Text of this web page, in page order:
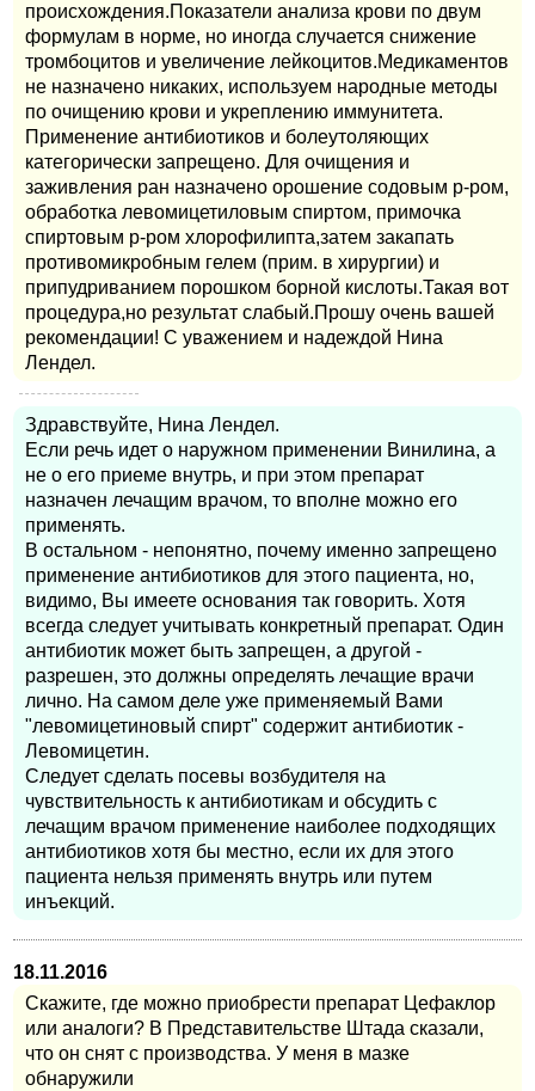
происхождения.Показатели анализа крови по двум
формулам в норме, но иногда случается снижение
тромбоцитов и увеличение лейкоцитов.Медикаментов
не назначено никаких, используем народные методы
по очищению крови и укреплению иммунитета.
Применение антибиотиков и болеутоляющих
категорически запрещено. Для очищения и
заживления ран назначено орошение содовым р-ром,
обработка левомицетиловым спиртом, примочка
спиртовым р-ром хлорофилипта,затем закапать
противомикробным гелем (прим. в хирургии) и
припудриванием порошком борной кислоты.Такая вот
процедура,но результат слабый.Прошу очень вашей
рекомендации! С уважением и надеждой Нина
Лендел.
Здравствуйте, Нина Лендел.
Если речь идет о наружном применении Винилина, а
не о его приеме внутрь, и при этом препарат
назначен лечащим врачом, то вполне можно его
применять.
В остальном - непонятно, почему именно запрещено
применение антибиотиков для этого пациента, но,
видимо, Вы имеете основания так говорить. Хотя
всегда следует учитывать конкретный препарат. Один
антибиотик может быть запрещен, а другой -
разрешен, это должны определять лечащие врачи
лично. На самом деле уже применяемый Вами
"левомицетиновый спирт" содержит антибиотик -
Левомицетин.
Следует сделать посевы возбудителя на
чувствительность к антибиотикам и обсудить с
лечащим врачом применение наиболее подходящих
антибиотиков хотя бы местно, если их для этого
пациента нельзя применять внутрь или путем
инъекций.
18.11.2016
Скажите, где можно приобрести препарат Цефаклор
или аналоги? В Представительстве Штада сказали,
что он снят с производства. У меня в мазке
обнаружили